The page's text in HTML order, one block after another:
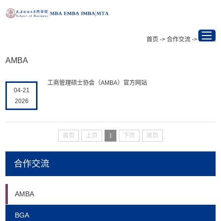
最新资讯
学在天财
校友与职业发展
首页 -> 合作交流 -> AMBA
AMBA
04-21
2026
工商管理硕士协会（AMBA）官方网站
首页 上页 1 下页 尾页
合作交流
AMBA
BGA